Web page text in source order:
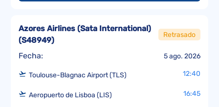
Fecha: 5 ago. 2026
Azores Airlines (Sata International)
(S48949)
Retrasado
Toulouse-Blagnac Airport (TLS) 12:40
Aeropuerto de Lisboa (LIS) 16:45